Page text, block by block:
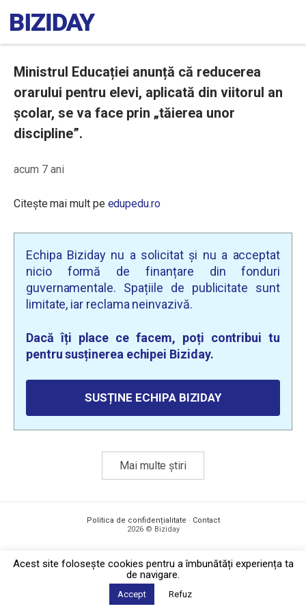
Ministrul Educației anunță că reducerea
orarului pentru elevi, aplicată din viitorul an
școlar, se va face prin „tăierea unor
discipline”.
acum 7 ani
Citește mai mult pe edupedu.ro
Echipa Biziday nu a solicitat și nu a acceptat
nicio formă de finanțare din fonduri
guvernamentale. Spațiile de publicitate sunt
limitate, iar reclama neinvazivă.
Dacă îți place ce facem, poți contribui tu
pentru susținerea echipei Biziday.
SUSȚINE ECHIPA BIZIDAY
Mai multe știri
Politica de confidențialitate · Contact
2026 © Biziday
Acest site foloseşte cookies pentru a îmbunătăți experiența ta
de navigare.
Accept Refuz